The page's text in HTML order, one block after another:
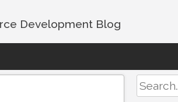
Development Blog
Search
for: